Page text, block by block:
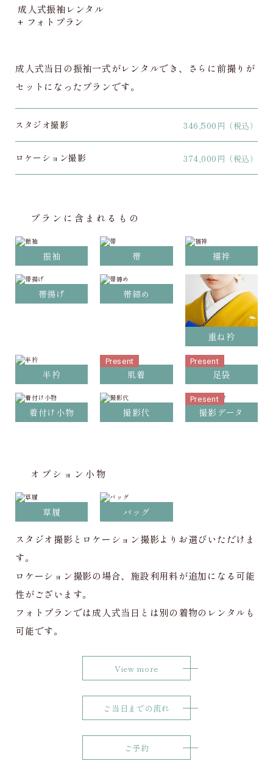
成人式振袖レンタル
+ フォトプラン
成人式当日の振袖一式がレンタルでき、さらに前撮りが
セットになったプランです。
スタジオ撮影 346,500 円（税込）
ロケーション撮影 374,000 円（税込）
プランに含まれるもの
振袖 帯 襦袢
帯揚げ 帯締め
重ね衿
半衿 肌着
Present
足袋
Present
着付け小物 撮影代 撮影データ
Present
オプション小物
草履 バッグ
スタジオ撮影とロケーション撮影よりお選びいただけま
す。
ロケーション撮影の場合、施設利用料が追加になる可能
性がございます。
フォトプランでは成人式当日とは別の着物のレンタルも
可能です。
View more
ご当日までの流れ
ご予約